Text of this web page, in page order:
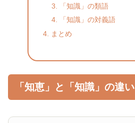
「知識」の類語
「知識」の対義語
まとめ
「知恵」と「知識」の違い